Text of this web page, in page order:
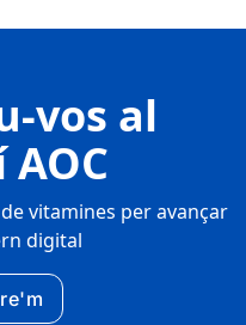
vos al
vitamines per avançar
digital